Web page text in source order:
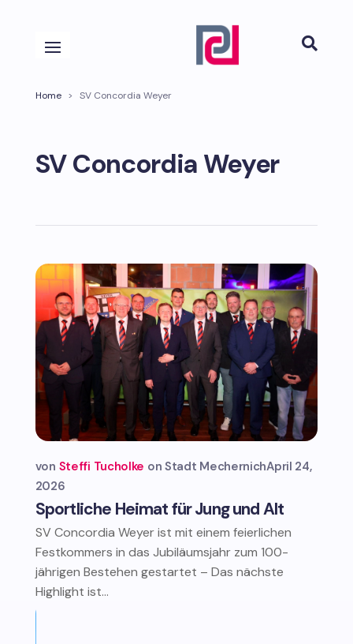

Home > SV Concordia Weyer
SV Concordia Weyer
Sportliche Heimat für Jung und Alt
von Steffi Tucholke Stadt MechernichApril 24,
2026
SV Concordia Weyer ist mit einem feierlichen
Festkommers in das Jubiläumsjahr zum 100-
jährigen Bestehen gestartet – Das nächste
Highlight ist...